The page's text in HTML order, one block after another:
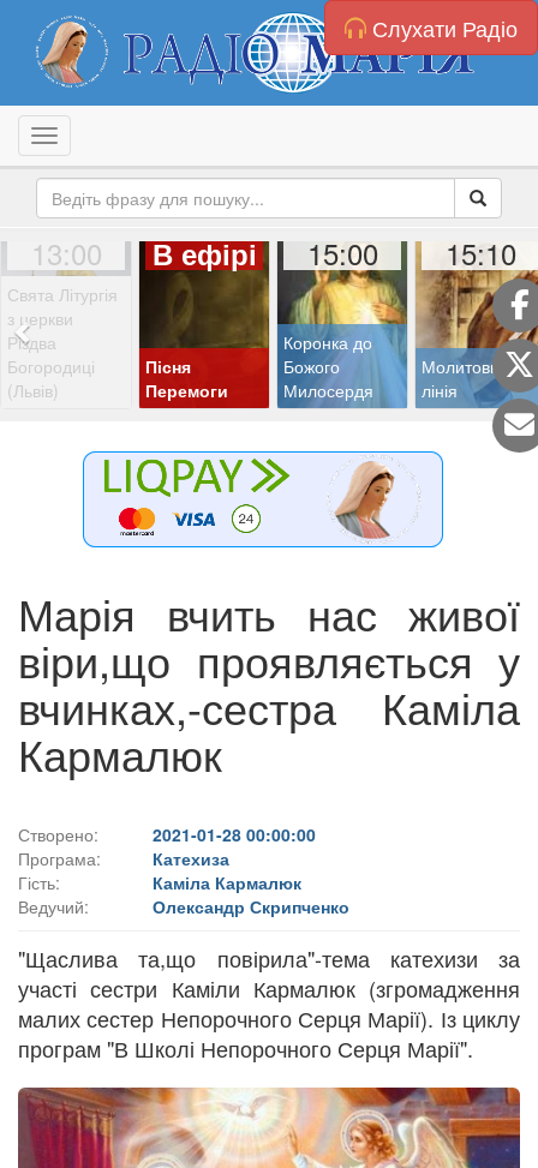
Слухати Радіо
Toggle navigation
13:00
Свята Літургія
з церкви
Різдва
Богородиці
(Львів)
В ефірі
Пісня
Перемоги
15:00
Коронка до
Божого
Милосердя
15:10
Молитовна
лінія
Марія вчить нас живої
віри,що проявляється у
вчинках,-сестра Каміла
Кармалюк
Створено:
2021-01-28 00:00:00
Програма:
Катехиза
Гість:
Каміла Кармалюк
Ведучий:
Олександр Скрипченко
"Щаслива та,що повірила"-тема катехизи за
участі сестри Каміли Кармалюк (згромадження
малих сестер Непорочного Серця Марії). Із циклу
програм "В Школі Непорочного Серця Марії".